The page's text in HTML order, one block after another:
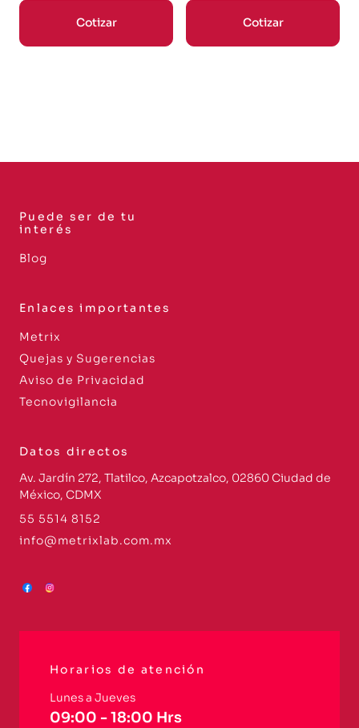
Cotizar Cotizar
Puede ser de tu
interés
Blog
Enlaces importantes
Metrix
Quejas y Sugerencias
Aviso de Privacidad
Tecnovigilancia
Datos directos
Av. Jardín 272, Tlatilco, Azcapotzalco, 02860 Ciudad de
México, CDMX
55 5514 8152
info@metrixlab.com.mx
Horarios de atención
Lunes a Jueves
09:00 - 18:00 Hrs